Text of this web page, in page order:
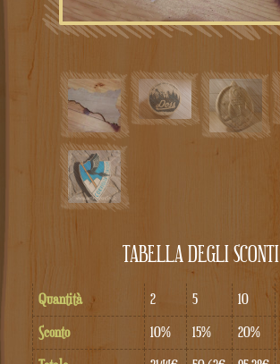
TABELLA DEGLI SCONTI
Quantità 2 5 10
Sconto
10% 15% 20%